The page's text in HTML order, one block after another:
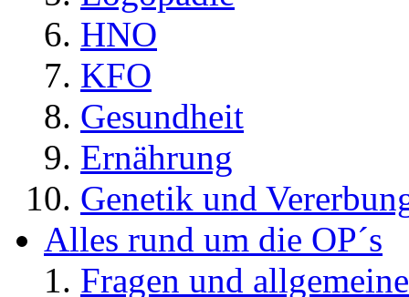
HNO
KFO
Gesundheit
Ernährung
Genetik und
Alles rund um die OP´s
Fragen und